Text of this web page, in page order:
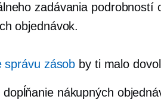
zadávania podrobností
objednávok.
správu zásob by ti malo
nákupných